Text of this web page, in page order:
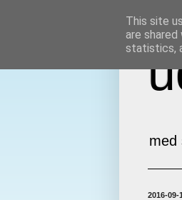
med
2016-09-
This site
are
statistics,